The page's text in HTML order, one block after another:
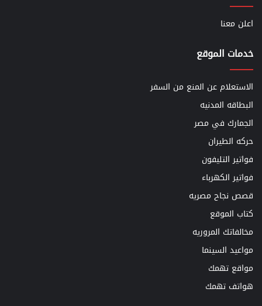
اعلن معنا
خدمات الموقع
الاستعلام عن المنع من السفر
البطاقه المدنيه
الجمارك في مصر
حركه الطيران
فواتير التليفون
فواتير الكهرباء
قصص نجاح مصريه
كتاب الموقع
مخالفاتك المروريه
مواعيد السينما
مواقع تهمك
هواتف تهمك